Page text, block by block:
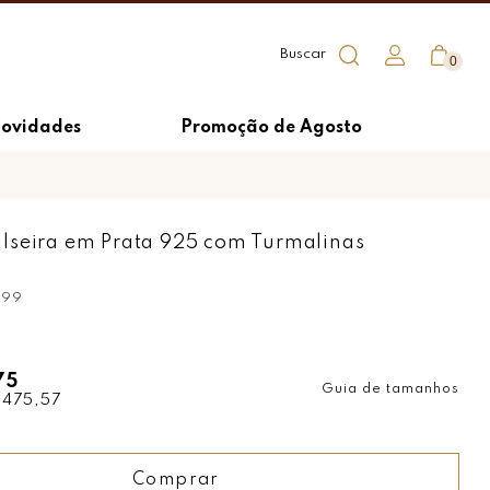
0
Promoção de Agosto
em Prata 925 com Turmalinas
475,57
Guia de tamanhos
Comprar